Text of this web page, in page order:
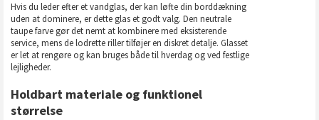
Hvis du leder efter et vandglas, der kan løfte din borddækning
uden at dominere, er dette glas et godt valg. Den neutrale
taupe farve gør det nemt at kombinere med eksisterende
service, mens de lodrette riller tilføjer en diskret detalje. Glasset
er let at rengøre og kan bruges både til hverdag og ved festlige
lejligheder.
Holdbart materiale og funktionel
størrelse